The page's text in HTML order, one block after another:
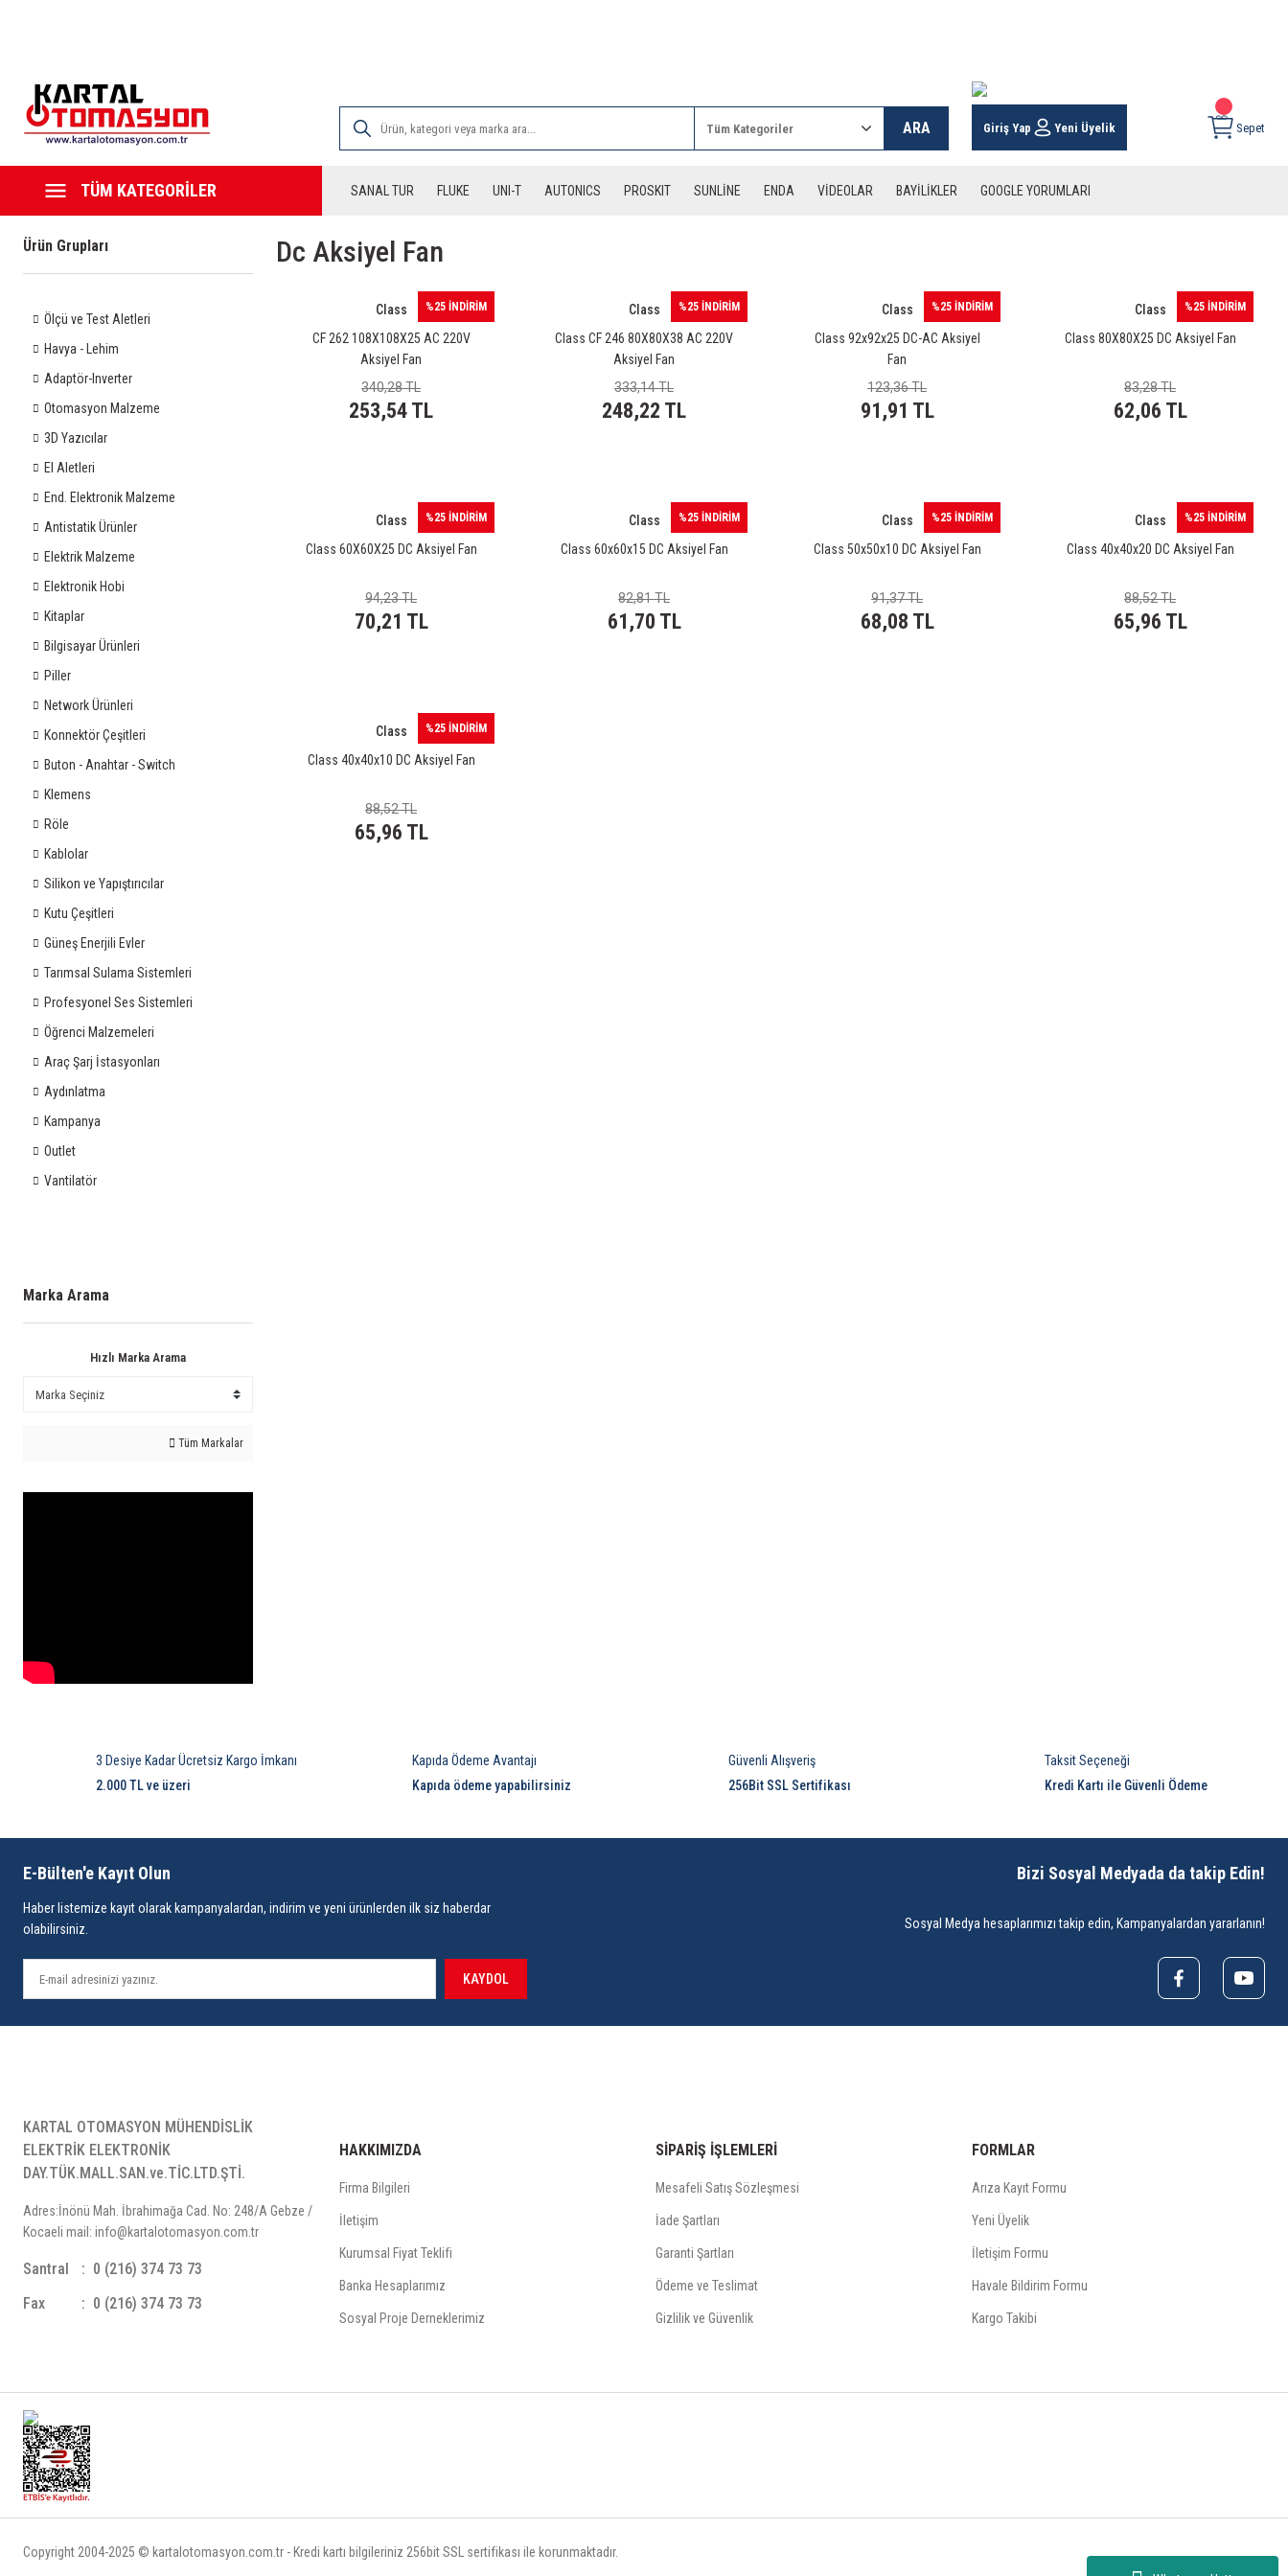
ARA Giriş Yap Yeni Üyelik Sepet
TÜM KATEGORİLER SANAL TUR FLUKE UNI-T AUTONICS PROSKIT SUNLİNE ENDA VİDEOLAR BAYİLİKLER GOOGLE YORUMLARI
Ürün Grupları
Ölçü ve Test Aletleri
Havya - Lehim
Adaptör-Inverter
Otomasyon Malzeme
3D Yazıcılar
El Aletleri
End. Elektronik Malzeme
Antistatik Ürünler
Elektrik Malzeme
Elektronik Hobi
Kitaplar
Bilgisayar Ürünleri
Piller
Network Ürünleri
Konnektör Çeşitleri
Buton - Anahtar - Switch
Klemens
Röle
Kablolar
Silikon ve Yapıştırıcılar
Kutu Çeşitleri
Güneş Enerjili Evler
Tarımsal Sulama Sistemleri
Profesyonel Ses Sistemleri
Öğrenci Malzemeleri
Araç Şarj İstasyonları
Aydınlatma
Kampanya
Outlet
Vantilatör
Marka Arama
Hızlı Marka Arama
Tüm Markalar
Dc Aksiyel Fan
%25 İNDİRİM
Class
CF 262 108X108X25 AC 220V
Aksiyel Fan
340,28 TL
253,54 TL
%25 İNDİRİM
Class
Class CF 246 80X80X38 AC 220V
Aksiyel Fan
333,14 TL
248,22 TL
%25 İNDİRİM
Class
Class 92x92x25 DC-AC Aksiyel
Fan
123,36 TL
91,91 TL
%25 İNDİRİM
Class
Class 80X80X25 DC Aksiyel Fan
83,28 TL
62,06 TL
%25 İNDİRİM
Class
Class 60X60X25 DC Aksiyel Fan
94,23 TL
70,21 TL
%25 İNDİRİM
Class
Class 60x60x15 DC Aksiyel Fan
82,81 TL
61,70 TL
%25 İNDİRİM
Class
Class 50x50x10 DC Aksiyel Fan
91,37 TL
68,08 TL
%25 İNDİRİM
Class
Class 40x40x20 DC Aksiyel Fan
88,52 TL
65,96 TL
%25 İNDİRİM
Class
Class 40x40x10 DC Aksiyel Fan
88,52 TL
65,96 TL
3 Desiye Kadar Ücretsiz Kargo İmkanı
2.000 TL ve üzeri
Kapıda Ödeme Avantajı
Kapıda ödeme yapabilirsiniz
Güvenli Alışveriş
256Bit SSL Sertifikası
Taksit Seçeneği
Kredi Kartı ile Güvenli Ödeme
E-Bülten'e Kayıt Olun
Haber listemize kayıt olarak kampanyalardan, indirim ve yeni ürünlerden ilk siz haberdar
olabilirsiniz.
KAYDOL
Bizi Sosyal Medyada da takip Edin!
Sosyal Medya hesaplarımızı takip edin, Kampanyalardan yararlanın!
KARTAL OTOMASYON MÜHENDİSLİK
ELEKTRİK ELEKTRONİK
DAY.TÜK.MALL.SAN.ve.TİC.LTD.ŞTİ.
Adres:İnönü Mah. İbrahimağa Cad. No: 248/A Gebze /
Kocaeli mail: info@kartalotomasyon.com.tr
Santral
0 (216) 374 73 73
Fax
0 (216) 374 73 73
HAKKIMIZDA
Firma Bilgileri
İletişim
Kurumsal Fiyat Teklifi
Banka Hesaplarımız
Sosyal Proje Derneklerimiz
SİPARİŞ İŞLEMLERİ
Mesafeli Satış Sözleşmesi
İade Şartları
Garanti Şartları
Ödeme ve Teslimat
Gizlilik ve Güvenlik
FORMLAR
Arıza Kayıt Formu
Yeni Üyelik
İletişim Formu
Havale Bildirim Formu
Kargo Takibi
Copyright 2004-2025 © kartalotomasyon.com.tr - Kredi kartı bilgileriniz 256bit SSL sertifikası ile korunmaktadır.